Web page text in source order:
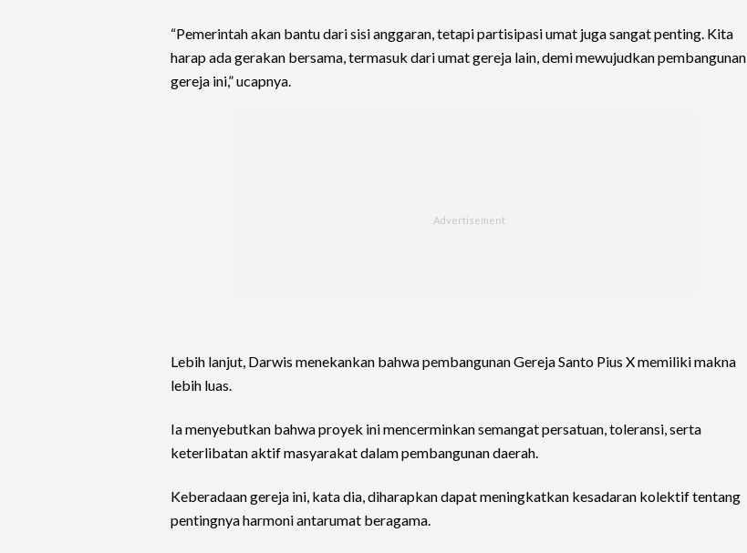
“Pemerintah akan bantu dari sisi anggaran, tetapi partisipasi umat juga sangat penting. Kita
harap ada gerakan bersama, termasuk dari umat gereja lain, demi mewujudkan pembangunan
gereja ini,” ucapnya.
Lebih lanjut, Darwis menekankan bahwa pembangunan Gereja Santo Pius X memiliki makna
lebih luas.
Ia menyebutkan bahwa proyek ini mencerminkan semangat persatuan, toleransi, serta
keterlibatan aktif masyarakat dalam pembangunan daerah.
Keberadaan gereja ini, kata dia, diharapkan dapat meningkatkan kesadaran kolektif tentang
pentingnya harmoni antarumat beragama.